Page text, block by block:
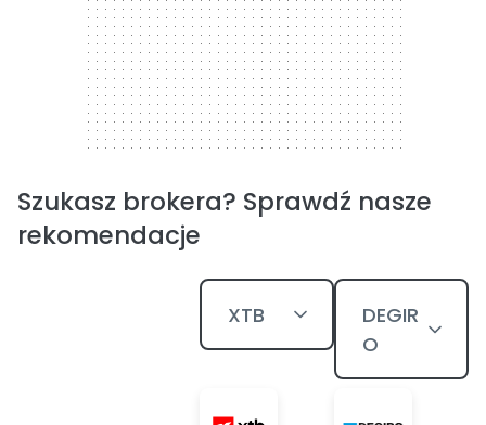
Szukasz brokera? Sprawdź nasze
rekomendacje
XTB
DEGIR
O